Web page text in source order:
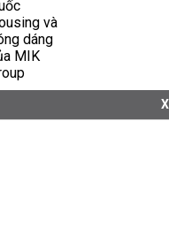
Chưa khởi